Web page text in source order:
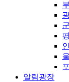
알림광장